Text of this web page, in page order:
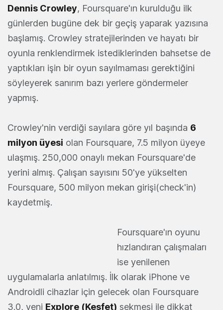
Dennis Crowley, Foursquare'ın kurulduğu ilk
günlerden bugüne dek bir geçiş yaparak yazısına
başlamış. Crowley stratejilerinden ve hayatı bir
oyunla renklendirmek istediklerinden bahsetse de
yaptıkları işin bir oyun sayılmaması gerektiğini
söyleyerek sanırım bazı yerlere göndermeler
yapmış.
Crowley'nin verdiği sayılara göre yıl başında 6
milyon üyesi olan Foursquare, 7.5 milyon üyeye
ulaşmış. 250,000 onaylı mekan Foursquare'de
yerini almış. Çalışan sayısını 50'ye yükselten
Foursquare, 500 milyon mekan girişi(check'in)
kaydetmiş.
Foursquare'ın oyunu
hızlandıran çalışmaları
ise yenilenen
uygulamalarla anlatılmış. İlk olarak iPhone ve
Androidli cihazlar için gelecek olan Foursquare
3.0, yeni Explore (Keşfet) sekmesi ile dikkat